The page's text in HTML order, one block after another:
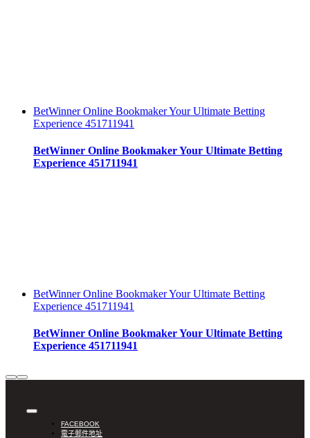
BetWinner Online Bookmaker Your Ultimate Betting
Experience 451711941
BetWinner Online Bookmaker Your Ultimate Betting
Experience 451711941
BetWinner Online Bookmaker Your Ultimate Betting
Experience 451711941
BetWinner Online Bookmaker Your Ultimate Betting
Experience 451711941
Toggle
NavigationFACEBOOK
電子郵件地址